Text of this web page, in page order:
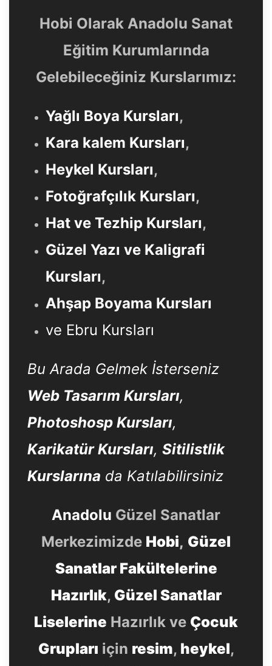
Hobi Olarak Anadolu Sanat
Eğitim Kurumlarında
Gelebileceğiniz Kurslarımız:
Yağlı Boya Kursları,
Kara kalem Kursları,
Heykel Kursları,
Fotoğrafçılık Kursları,
Hat ve Tezhip Kursları,
Güzel Yazı ve Kaligrafi
Kursları,
Ahşap Boyama Kursları
ve Ebru Kursları
Bu Arada Gelmek İsterseniz
Web Tasarım Kursları,
Photoshosp Kursları,
Karikatür Kursları, Sitilistlik
Kurslarına da Katılabilirsiniz
Anadolu Güzel Sanatlar
Merkezimizde Hobi, Güzel
Sanatlar Fakültelerine
Hazırlık, Güzel Sanatlar
Liselerine Hazırlık ve Çocuk
Grupları için resim, heykel,